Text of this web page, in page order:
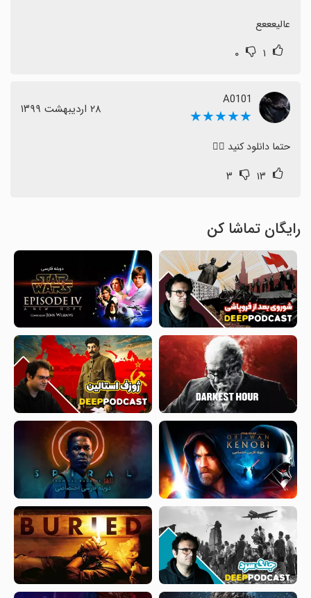
عالیعععع
۱ ۰
A0101
★★★★★ ٢٨ اردیبهشت ١٣٩٩
حتما دانلود کنید ⁦👌🏻⁩
۱۳ ۳
رایگان تماشا کن